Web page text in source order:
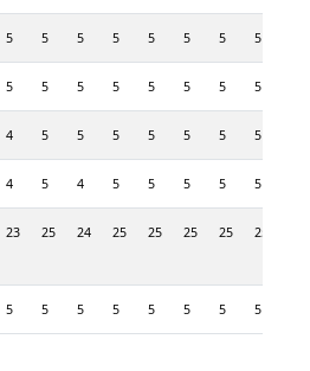
5 5 5 5 5 5 5 5
5 5 5 5 5 5 5 5
4 5 5 5 5 5 5 5
4 5 4 5 5 5 5 5
23 25 24 25 25 25 25 25
5 5 5 5 5 5 5 5